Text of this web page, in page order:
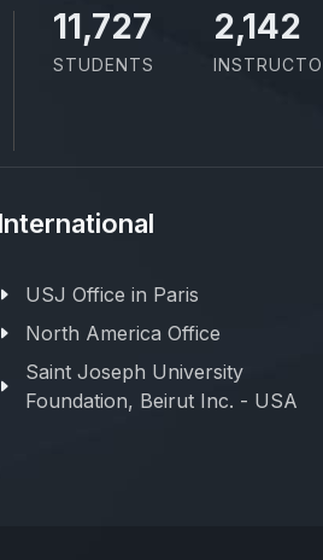
11,727
STUDENTS
2,142
International
USJ Office in Paris
North America Office
Saint Joseph University
Foundation, Beirut Inc. - USA